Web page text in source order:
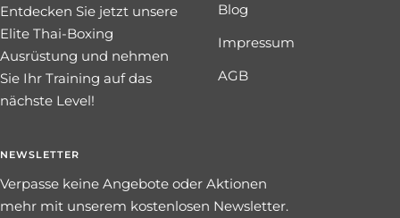
Entdecken Sie jetzt unsere
Elite Thai-Boxing
Ausrüstung und nehmen
Sie Ihr Training auf das
nächste Level!
Blog
Impressum
AGB
NEWSLETTER
Verpasse keine Angebote oder Aktionen
mehr mit unserem kostenlosen Newsletter.